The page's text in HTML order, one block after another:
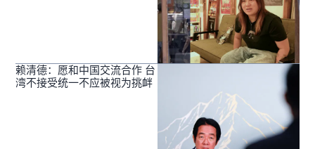
赖清德：愿和中国交流合作 台
湾不接受统一不应被视为挑衅